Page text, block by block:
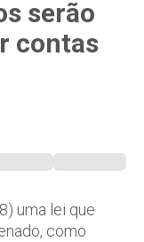
serão
contas
uma lei que
como